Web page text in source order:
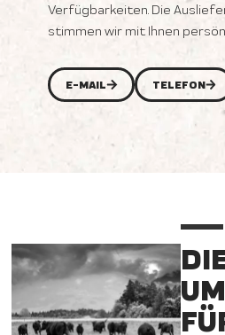
Verfügbarkeiten. Die
stimmen wir mit Ihnen
E-MAIL TELEFON